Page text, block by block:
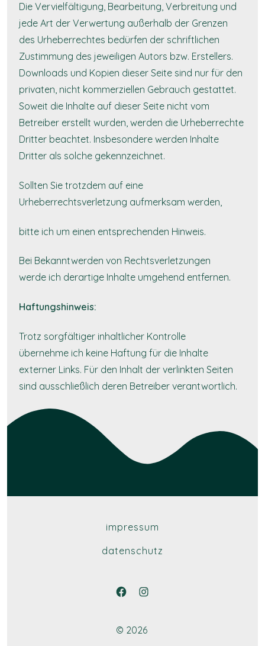
Die Vervielfältigung, Bearbeitung, Verbreitung und
jede Art der Verwertung außerhalb der Grenzen
des Urheberrechtes bedürfen der schriftlichen
Zustimmung des jeweiligen Autors bzw. Erstellers.
Downloads und Kopien dieser Seite sind nur für den
privaten, nicht kommerziellen Gebrauch gestattet.
Soweit die Inhalte auf dieser Seite nicht vom
Betreiber erstellt wurden, werden die Urheberrechte
Dritter beachtet. Insbesondere werden Inhalte
Dritter als solche gekennzeichnet.
Sollten Sie trotzdem auf eine
Urheberrechtsverletzung aufmerksam werden,
bitte ich um einen entsprechenden Hinweis.
Bei Bekanntwerden von Rechtsverletzungen
werde ich derartige Inhalte umgehend entfernen.
Haftungshinweis:
Trotz sorgfältiger inhaltlicher Kontrolle
übernehme ich keine Haftung für die Inhalte
externer Links. Für den Inhalt der verlinkten Seiten
sind ausschließlich deren Betreiber verantwortlich.
impressum
datenschutz
Open
in
Open
in
© 2026